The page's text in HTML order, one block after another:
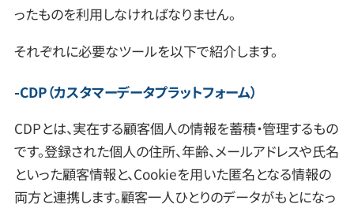
ったものを利用しなければなりません。
それぞれに必要なツールを以下で紹介します。
CDP（カスタマーデータプラットフォーム）
CDPとは、実在する顧客個人の情報を蓄積・管理するもの
です。登録された個人の住所、年齢、メールアドレスや氏名
といった顧客情報と、Cookieを用いた匿名となる情報の
両方と連携します。顧客一人ひとりのデータがもとになっ